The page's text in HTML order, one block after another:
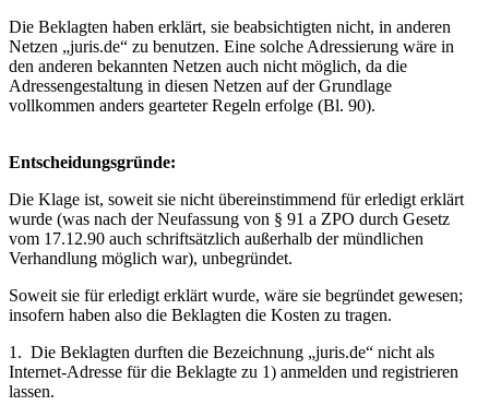
Die Beklagten haben erklärt, sie beabsichtigten nicht, in anderen
Netzen „juris.de“ zu benutzen. Eine solche Adressierung wäre in
den anderen bekannten Netzen auch nicht möglich, da die
Adressengestaltung in diesen Netzen auf der Grundlage
vollkommen anders gearteter Regeln erfolge (Bl. 90).
Entscheidungsgründe:
Die Klage ist, soweit sie nicht übereinstimmend für erledigt erklärt
wurde (was nach der Neufassung von § 91 a ZPO durch Gesetz
vom 17.12.90 auch schriftsätzlich außerhalb der mündlichen
Verhandlung möglich war), unbegründet.
Soweit sie für erledigt erklärt wurde, wäre sie begründet gewesen;
insofern haben also die Beklagten die Kosten zu tragen.
1. Die Beklagten durften die Bezeichnung „juris.de“ nicht als
Internet-Adresse für die Beklagte zu 1) anmelden und registrieren
lassen.